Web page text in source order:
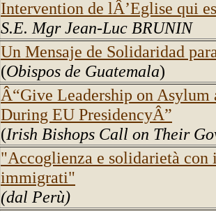
Intervention de lÂ’Eglise qui
S.E. Mgr Jean-Luc BRUNIN
Un Mensaje de Solidaridad
(Obispos de Guatemala)
Â“Give Leadership on
During EU PresidencyÂ”
(Irish Bishops Call on Their
"Accoglienza e solidarietà
immigrati"
(dal Perù)